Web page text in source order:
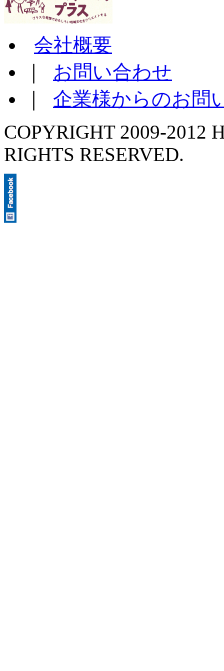
会社概要
お問い合わせ
企業様からのお問
COPYRIGHT 2009-2012
RIGHTS RESERVED.